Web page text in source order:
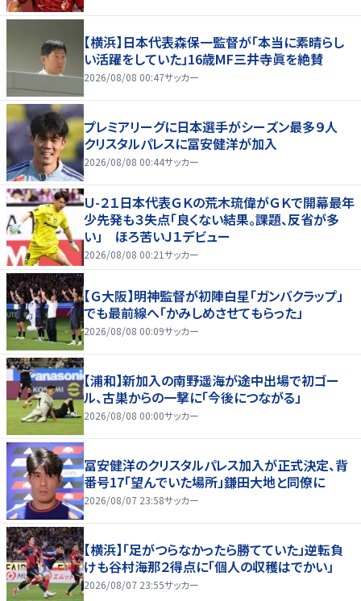
【横浜】日本代表森保一監督が「本当に素晴らし
い活躍をしていた」16歳MF三井寺眞を絶賛
2026/08/08 00:47サッカー
プレミアリーグに日本選手がシーズン最多９人
クリスタルパレスに冨安健洋が加入
2026/08/08 00:44サッカー
Ｕ-２１日本代表ＧＫの荒木琉偉がＧＫで開幕最年
少先発も３失点「良くない結果。課題、反省が多
い」 ほろ苦いＪ１デビュー
2026/08/08 00:21サッカー
【Ｇ大阪】明神監督が初陣白星「ガンバクラップ」
でも最前線へ「かみしめさせてもらった」
2026/08/08 00:09サッカー
【浦和】新加入の南野遥海が途中出場で初ゴー
ル、古巣からの一撃に「今後につながる」
2026/08/08 00:00サッカー
冨安健洋のクリスタルパレス加入が正式決定、背
番号17「望んでいた場所」鎌田大地と同僚に
2026/08/07 23:58サッカー
【横浜】「足がつらなかったら勝てていた」逆転負
けも谷村海那２得点に「個人の収穫はでかい」
2026/08/07 23:55サッカー